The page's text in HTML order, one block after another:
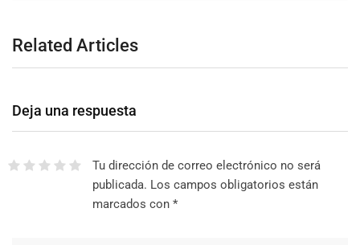
Related Articles
Deja una respuesta
Tu dirección de correo electrónico no será
publicada. Los campos obligatorios están
marcados con *